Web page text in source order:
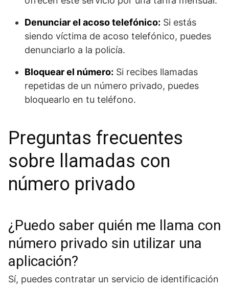
Denunciar el acoso telefónico: Si estás
siendo víctima de acoso telefónico, puedes
denunciarlo a la policía.
Bloquear el número: Si recibes llamadas
repetidas de un número privado, puedes
bloquearlo en tu teléfono.
Preguntas frecuentes
sobre llamadas con
número privado
¿Puedo saber quién me llama con
número privado sin utilizar una
aplicación?
Sí, puedes contratar un servicio de identificación